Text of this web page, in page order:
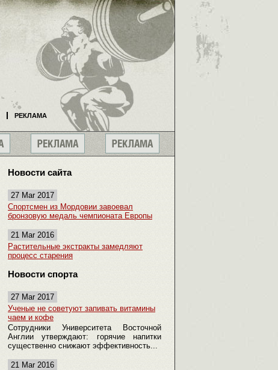
Новости сайта
27 Mar 2017
Спортсмен из Мордовии завоевал
бронзовую медаль чемпионата Европы
21 Mar 2016
Растительные экстракты замедляют
процесс старения
Новости спорта
27 Mar 2017
Ученые не советуют запивать витамины
чаем и кофе
Сотрудники Университета Восточной
Англии утверждают: горячие напитки
существенно снижают эффективность...
21 Mar 2016
РЕКЛАМА